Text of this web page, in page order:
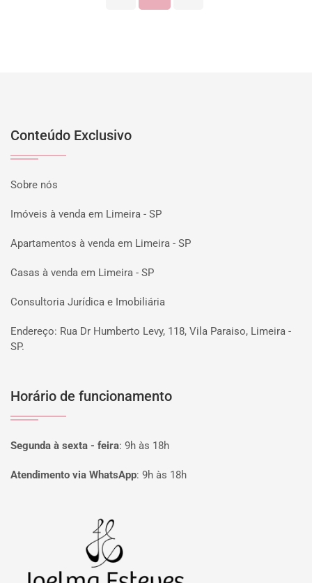
Conteúdo Exclusivo
Sobre nós
Imóveis à venda em Limeira - SP
Apartamentos à venda em Limeira - SP
Casas à venda em Limeira - SP
Consultoria Jurídica e Imobiliária
Endereço: Rua Dr Humberto Levy, 118, Vila Paraiso, Limeira -
SP.
Horário de funcionamento
Segunda à sexta - feira: 9h às 18h
Atendimento via WhatsApp: 9h às 18h